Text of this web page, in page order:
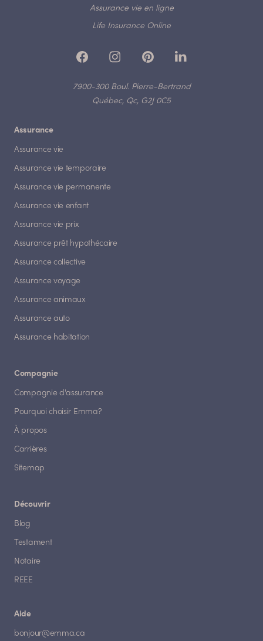
Assurance vie en ligne
Life Insurance Online
7900-300 Boul. Pierre-Bertrand
Québec, Qc, G2J 0C5
Assurance
Assurance vie
Assurance vie temporaire
Assurance vie permanente
Assurance vie enfant
Assurance vie prix
Assurance prêt hypothécaire
Assurance collective
Assurance voyage
Assurance animaux
Assurance auto
Assurance habitation
Compagnie
Compagnie d'assurance
Pourquoi choisir Emma?
À propos
Carrières
Sitemap
Découvrir
Blog
Testament
Notaire
REEE
Aide
bonjour@emma.ca